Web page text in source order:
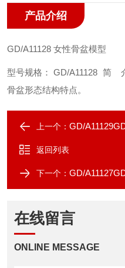
产品介绍
GD/A11128 女性骨盆模型
型号规格： GD/A11128 简
骨盆形态结构特点。
上一个： GD/A11129GD/
返回列表
下一个： GD/
在线留言
ONLINE MESSAGE